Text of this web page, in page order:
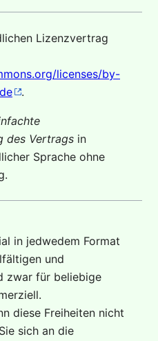
Lizenzvertrag
licenses/by-
.
des Vertrags in
Sprache ohne
in jedwedem Format
und
zwar für beliebige
diese Freiheiten nicht
sich an die